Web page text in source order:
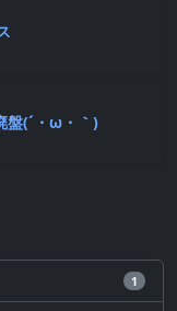
盤(´・ω・｀)
1